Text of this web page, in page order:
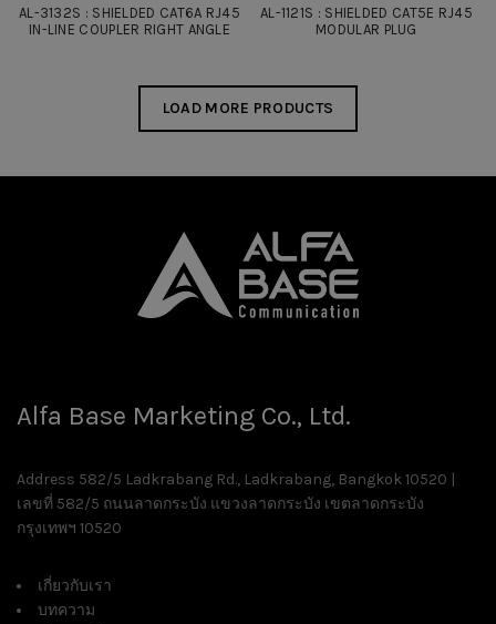
AL-3132S : SHIELDED CAT6A RJ45
IN-LINE COUPLER RIGHT ANGLE
AL-1121S : SHIELDED CAT5E RJ45
MODULAR PLUG
LOAD MORE PRODUCTS
Alfa Base Marketing Co., Ltd.
Address 582/5 Ladkrabang Rd., Ladkrabang, Bangkok 10520 |
เลขที่ 582/5 ถนนลาดกระบัง แขวงลาดกระบัง เขตลาดกระบัง
กรุงเทพฯ 10520
เกี่ยวกับเรา
บทความ